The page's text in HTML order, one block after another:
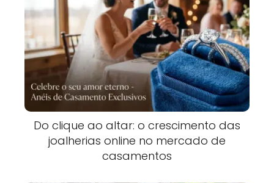
Do clique ao altar: o crescimento das
joalherias online no mercado de
casamentos